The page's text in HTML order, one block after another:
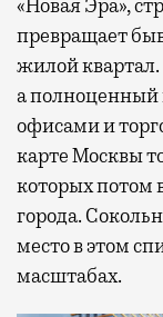
«Новая Эра»,
превращает
жилой
а полноценный
офисами и
карте Москвы
которых потом
города.
место в этом
масштабах.